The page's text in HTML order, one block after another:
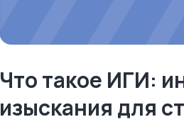
Что такое ИГИ:
изыскания для